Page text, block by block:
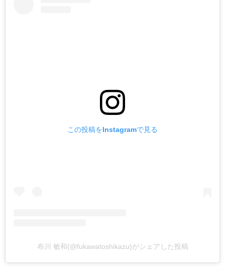
この投稿をInstagramで見る
布川 敏和(@fukawatoshikazu)がシェアした投稿